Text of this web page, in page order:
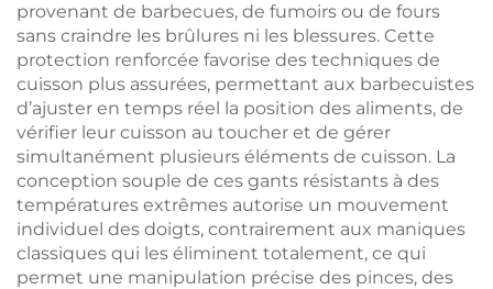
provenant de barbecues, de fumoirs ou de fours
sans craindre les brûlures ni les blessures. Cette
protection renforcée favorise des techniques de
cuisson plus assurées, permettant aux barbecuistes
d’ajuster en temps réel la position des aliments, de
vérifier leur cuisson au toucher et de gérer
simultanément plusieurs éléments de cuisson. La
conception souple de ces gants résistants à des
températures extrêmes autorise un mouvement
individuel des doigts, contrairement aux maniques
classiques qui les éliminent totalement, ce qui
permet une manipulation précise des pinces, des